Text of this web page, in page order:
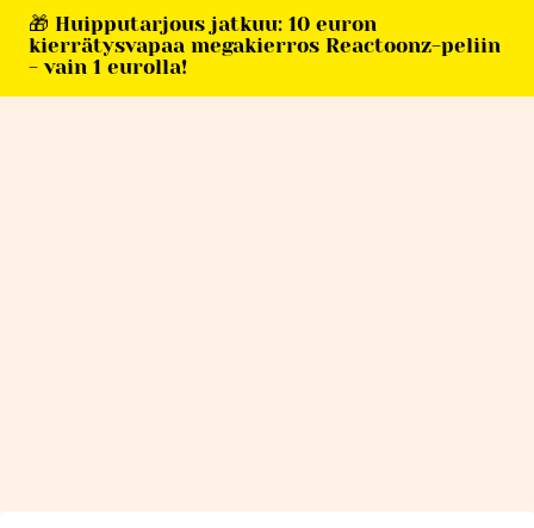
🎁 Huipputarjous jatkuu: 10 euron
kierrätysvapaa megakierros Reactoonz-peliin
- vain 1 eurolla!